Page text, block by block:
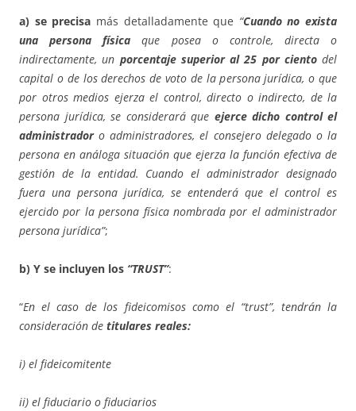
a) se precisa más detalladamente que “Cuando no exista
una persona física que posea o controle, directa o
indirectamente, un porcentaje superior al 25 por cientodel
capital o de los derechos de voto de la persona jurídica, o que
por otros medios ejerza el control, directo o indirecto, de la
persona jurídica, se considerará que ejerce dicho control el
administradoro administradores, el consejero delegado o la
persona en análoga situación que ejerza la función efectiva de
gestión de la entidad. Cuando el administrador designado
fuera una persona jurídica, se entenderá que el control es
ejercido por la persona física nombrada por el administrador
persona jurídica”;
b) Y se incluyen los “TRUST”:
“En el caso de los fideicomisos como el “trust”, tendrán la
consideración de titulares reales:
i) el fideicomitente
ii) el fiduciario o fiduciarios